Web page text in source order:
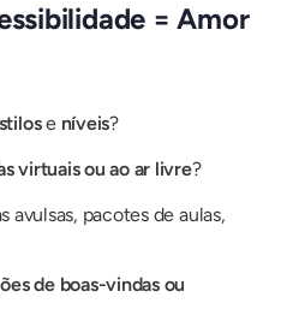
= Amor
e níveis?
virtuais ou ao ar livre?
avulsas, pacotes de aulas,
de boas-vindas ou